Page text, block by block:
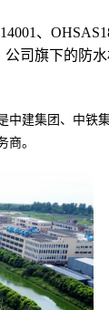
、
司旗下的防
建集团、中铁
商。